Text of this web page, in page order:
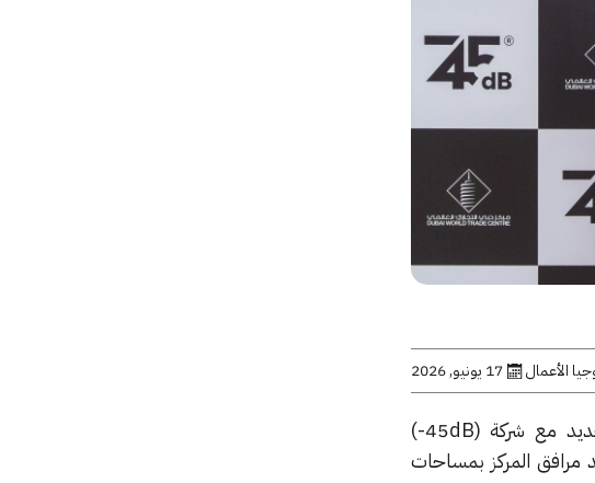
الأعمال 17 يونيو, 2026
أعلن مركز دبي التجاري العالمي (DWTC) عن إطلاق تعاون تكنولوجي وإنشائي جديد مع شركة (45dB-)
مرافق المركز بمساحات